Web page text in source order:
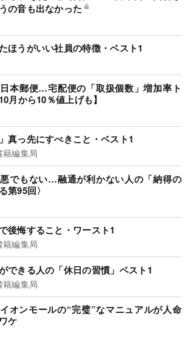
の音も出なかった
ほうがいい社員の特徴・ベスト1
本郵便…宅配便の「取扱個数」増加率ト
月から10％値上げも】
真っ先にすべきこと・ベスト1
籍編集局
でもない…融通が利かない人の「納得の
第95回〉
後悔すること・ワースト1
籍編集局
できる人の「休日の習慣」ベスト1
籍編集局
イオンモールの“完璧”なマニュアルが人命
ケ